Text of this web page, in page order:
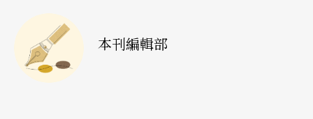
本刊編輯部